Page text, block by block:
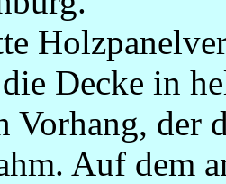
Decke in
Vorhang, der
Auf dem